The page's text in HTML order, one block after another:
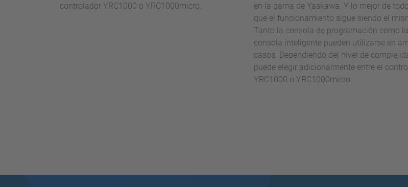
controlador YRC1000 o YRC1000micro.
en la gama de Yaskawa. Y lo mejor de
que el funcionamiento sigue siendo el
Tanto la consola de programación como la
consola inteligente pueden utilizarse en
casos. Dependiendo del nivel de
puede elegir adicionalmente entre el
YRC1000 o YRC1000micro.